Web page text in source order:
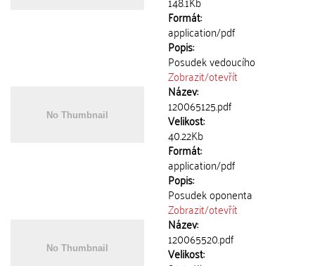
Formát:
application/pdf
Popis:
Posudek vedoucího
Zobrazit/otevřít
Název:
120065125.pdf
Velikost:
40.22Kb
Formát:
application/pdf
Popis:
Posudek oponenta
Zobrazit/otevřít
Název:
120065520.pdf
Velikost: